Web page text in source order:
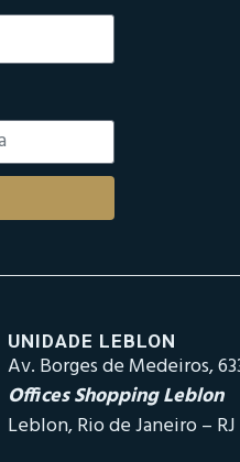
UNIDADE LEBLON
Av. Borges de Medeiros,
Offices Shopping Leblon
Leblon, Rio de Janeiro – RJ